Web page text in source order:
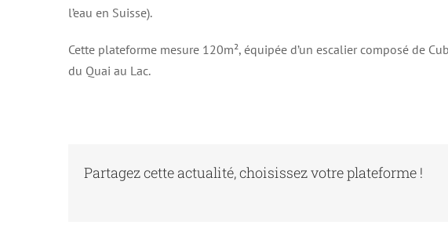
l’eau en Suisse).
Cette plateforme mesure 120m², équipée d’un escalier composé de
du Quai au Lac.
Partagez cette actualité, choisissez votre plateforme !